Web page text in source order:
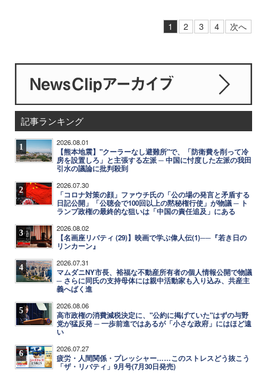
1 2 3 4 次へ
記事ランキング
1 2026.08.01
【熊本地震】"クーラーなし避難所"で、「防衛費を削って冷
房を設置しろ」と主張する左派 ─ 中国に忖度した左派の我田
引水の議論に批判殺到
2 2026.07.30
「コロナ対策の顔」ファウチ氏の「公の場の発言と矛盾する
日記公開」「公聴会で100回以上の黙秘権行使」が物議 ─ ト
ランプ政権の最終的な狙いは「中国の責任追及」にある
3 2026.08.02
【名画座リバティ (29)】映画で学ぶ偉人伝(1)──『若き日の
リンカーン』
4 2026.07.31
マムダニNY市長、裕福な不動産所有者の個人情報公開で物議
─ さらに同氏の支持母体には親中活動家も入り込み、共産主
義へばく進
5 2026.08.06
高市政権の消費減税決定に、"公約に掲げていた"はずの与野
党が猛反発 ─ 一歩前進ではあるが「小さな政府」にはほど遠
い
6 2026.07.27
疲労・人間関係・プレッシャー……このストレスどう抜こう
「ザ・リバティ」9月号(7月30日発売)